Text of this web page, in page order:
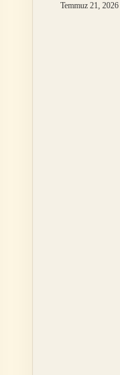
Temmuz 21, 2026